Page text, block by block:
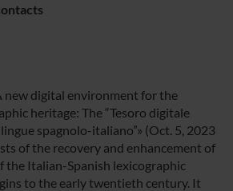
new digital environment for the
heritage: The “Tesoro digitale
spagnolo-italiano”» (Oct. 5, 2023
of the recovery and enhancement of
the Italian-Spanish lexicographic
to the early twentieth century. It